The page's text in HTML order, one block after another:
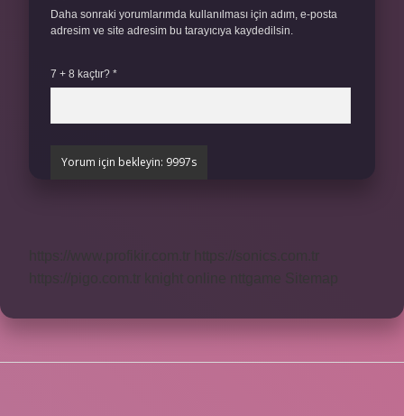
Daha sonraki yorumlarımda kullanılması için adım, e-posta
adresim ve site adresim bu tarayıcıya kaydedilsin.
7 + 8 kaçtır? *